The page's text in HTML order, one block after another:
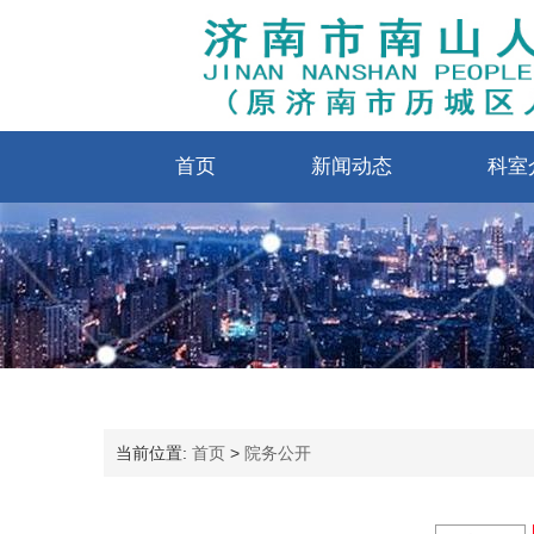
首页 新闻动态 科室
当前位置: 首页 > 院务公开